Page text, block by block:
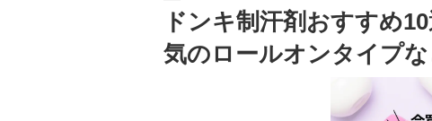
ドンキ制汗剤おすすめ
気のロールオンタイプ